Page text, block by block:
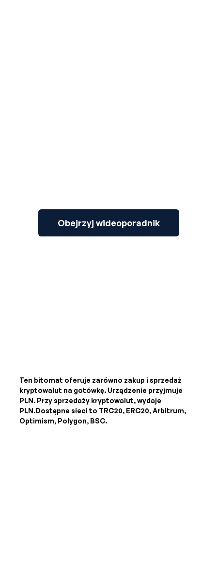
Obejrzyj wideoporadnik
Ten bitomat oferuje zarówno zakup i sprzedaż
kryptowalut na gotówkę. Urządzenie przyjmuje
PLN. Przy sprzedaży kryptowalut, wydaje
PLN.Dostępne sieci to TRC20, ERC20, Arbitrum,
Optimism, Polygon, BSC.